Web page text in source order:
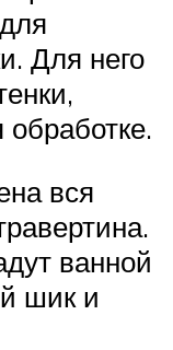
Для него
обработке.
вся
ванной
шик и